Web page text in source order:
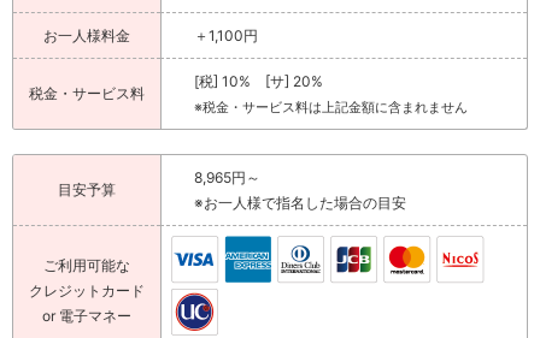
お一人様料金 ＋1,100円
税金・サービス料
[税] 10% [サ] 20%
※税金・サービス料は上記金額に含まれません
目安予算
8,965円～
※お一人様で指名した場合の目安
ご利用可能な
クレジットカード
or 電子マネー